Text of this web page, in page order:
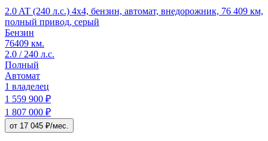
2.0 AT (240 л.с.) 4x4, бензин, автомат, внедорожник, 76 409 км,
полный привод, серый
Бензин
76409 км.
2.0 / 240 л.с.
Полный
Автомат
1 владелец
1 559 900 ₽
1 807 000 ₽
от 17 045 ₽/мес.